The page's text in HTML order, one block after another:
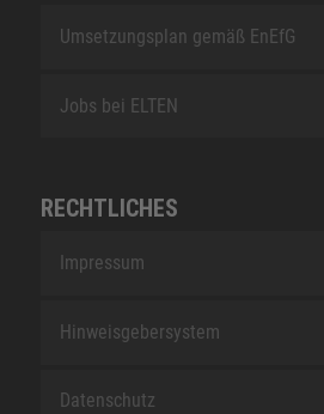
Umsetzungsplan gemäß EnEfG
Jobs bei ELTEN
RECHTLICHES
Impressum
Hinweisgebersystem
Datenschutz